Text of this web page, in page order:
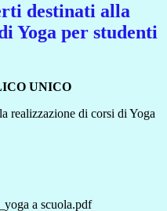
destinati alla
Yoga per studenti
UNICO
realizzazione di corsi di Yoga
a scuola.pdf